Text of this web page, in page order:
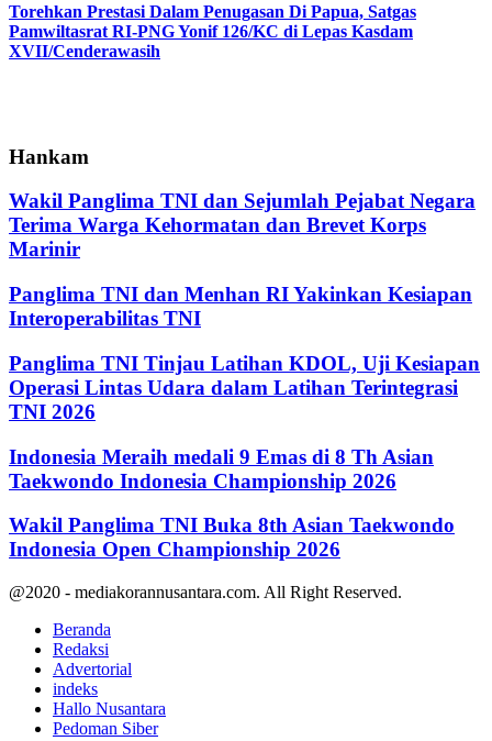
Torehkan Prestasi Dalam Penugasan Di Papua, Satgas
Pamwiltasrat RI-PNG Yonif 126/KC di Lepas Kasdam
XVII/Cenderawasih
Hankam
Wakil Panglima TNI dan Sejumlah Pejabat Negara
Terima Warga Kehormatan dan Brevet Korps
Marinir
Panglima TNI dan Menhan RI Yakinkan Kesiapan
Interoperabilitas TNI
Panglima TNI Tinjau Latihan KDOL, Uji Kesiapan
Operasi Lintas Udara dalam Latihan Terintegrasi
TNI 2026
Indonesia Meraih medali 9 Emas di 8 Th Asian
Taekwondo Indonesia Championship 2026
Wakil Panglima TNI Buka 8th Asian Taekwondo
Indonesia Open Championship 2026
@2020 - mediakorannusantara.com. All Right Reserved.
Beranda
Redaksi
Advertorial
indeks
Hallo Nusantara
Pedoman Siber